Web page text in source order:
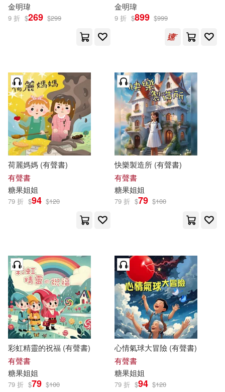
其他
作者/演唱/譯/編/繪(188)
價格
範圍
金明瑋
9 折 $269 $299
金明瑋
9 折 $899 $999
荷麗媽媽 (有聲書)
有聲書
糖果姐姐
79 折 $94 $120
快樂製造所 (有聲書)
有聲書
糖果姐姐
79 折 $79 $100
彩虹精靈的祝福 (有聲書)
有聲書
糖果姐姐
79 折 $79 $100
心情氣球大冒險 (有聲書)
有聲書
糖果姐姐
79 折 $94 $120